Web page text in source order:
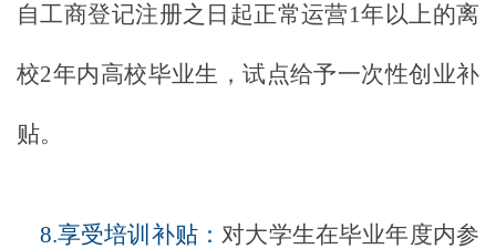
自工商登记注册之日起正常运营1年以上的离
校2年内高校毕业生，试点给予一次性创业补
贴。
8.享受培训补贴：对大学生在毕业年度内参